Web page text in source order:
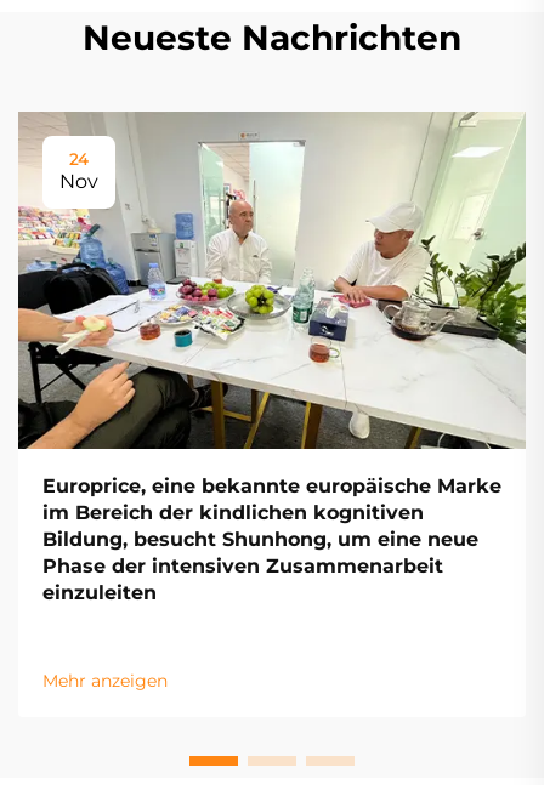
Neueste Nachrichten
24
Nov
Europrice, eine bekannte europäische Marke
im Bereich der kindlichen kognitiven
Bildung, besucht Shunhong, um eine neue
Phase der intensiven Zusammenarbeit
einzuleiten
Mehr anzeigen